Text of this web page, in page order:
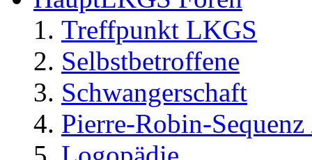
Treffpunkt LKGS
Selbstbetroffene
Schwangerschaft
Pierre-Robin-